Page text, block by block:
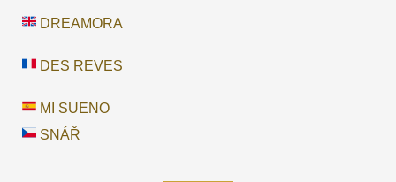
DREAMORA
DES REVES
MI SUENO
SNÁŘ